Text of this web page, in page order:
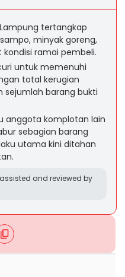
tertangkap
minyak goreng,
ramai pembeli.
untuk memenuhi
total kerugian
sejumlah barang bukti
anggota komplotan lain
sebagian barang
utama kini ditahan
and reviewed by